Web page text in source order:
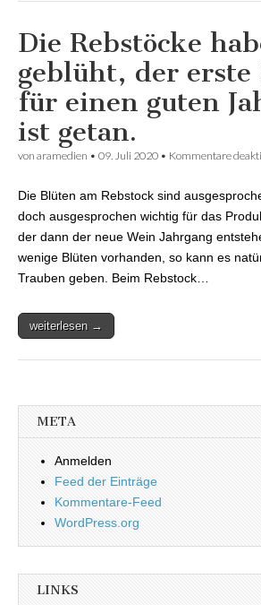
Die Rebstöcke
geblüht, der
für einen guten
ist getan.
von aramedien • 09. Juli 2020 • Kommentare
Die Blüten am Rebstock sind
doch ausgesprochen wichtig für das
der dann der neue Wein Jahrgang
wenige Blüten vorhanden, so kann es
Trauben geben. Beim Rebstock…
weiterlesen →
META
Anmelden
Feed der Einträge
Kommentare-Feed
WordPress.org
LINKS